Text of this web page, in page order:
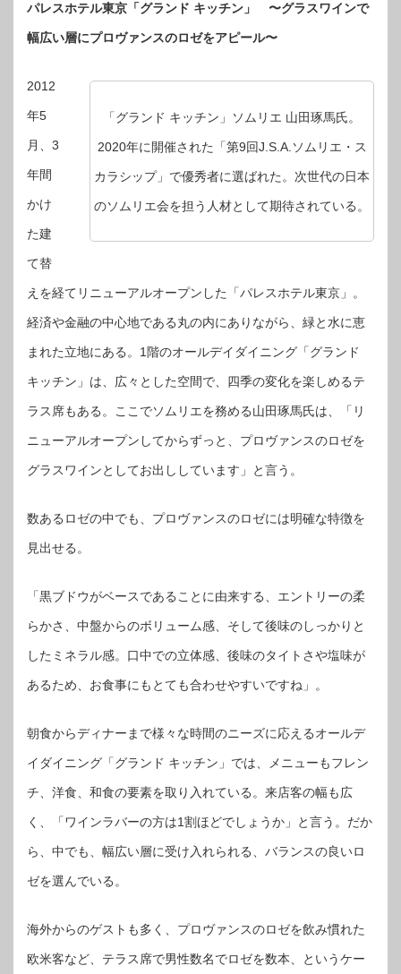
パレスホテル東京「グランド キッチン」 〜グラスワインで
幅広い層にプロヴァンスのロゼをアピール〜
「グランド キッチン」ソムリエ 山田琢馬氏。
2020年に開催された「第9回J.S.A.ソムリエ・ス
カラシップ」で優秀者に選ばれた。次世代の日本
のソムリエ会を担う人材として期待されている。
2012
年5
月、3
年間
かけ
た建
て替
えを経てリニューアルオープンした「パレスホテル東京」。
経済や金融の中心地である丸の内にありながら、緑と水に恵
まれた立地にある。1階のオールデイダイニング「グランド
キッチン」は、広々とした空間で、四季の変化を楽しめるテ
ラス席もある。ここでソムリエを務める山田琢馬氏は、「リ
ニューアルオープンしてからずっと、プロヴァンスのロゼを
グラスワインとしてお出ししています」と言う。
数あるロゼの中でも、プロヴァンスのロゼには明確な特徴を
見出せる。
「黒ブドウがベースであることに由来する、エントリーの柔
らかさ、中盤からのボリューム感、そして後味のしっかりと
したミネラル感。口中での立体感、後味のタイトさや塩味が
あるため、お食事にもとても合わせやすいですね」。
朝食からディナーまで様々な時間のニーズに応えるオールデ
イダイニング「グランド キッチン」では、メニューもフレン
チ、洋食、和食の要素を取り入れている。来店客の幅も広
く、「ワインラバーの方は1割ほどでしょうか」と言う。だか
ら、中でも、幅広い層に受け入れられる、バランスの良いロ
ゼを選んでいる。
海外からのゲストも多く、プロヴァンスのロゼを飲み慣れた
欧米客など、テラス席で男性数名でロゼを数本、というケー